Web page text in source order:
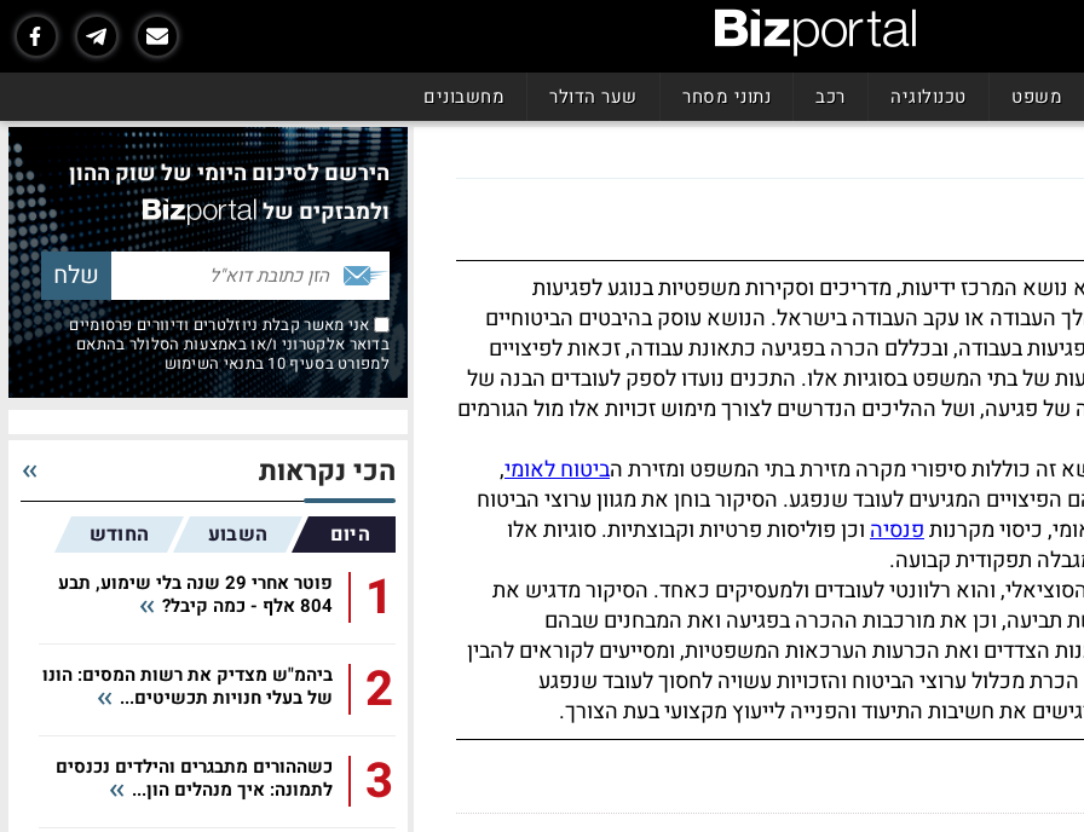
משפט טכנולוגיה רכב נתוני מסחר שער הדולר מחשבונים
נושא המרכז ידיעות, מדריכים וסקירות משפטיות בנוגע לפגיעות
העבודה או עקב העבודה בישראל. הנושא עוסק בהיבטים הביטוחיים
בעבודה, ובכללם הכרה בפגיעה כתאונת עבודה, זכאות לפיצויים
של בתי המשפט בסוגיות אלו. התכנים נועדו לספק לעובדים הבנה של
של פגיעה, ושל ההליכים הנדרשים לצורך מימוש זכויות אלו מול הגורמים
זה כוללות סיפורי מקרה מזירת בתי המשפט ומזירת הביטוח לאומי,
המגיעים לעובד שנפגע. הסיקור בוחן את מגוון ערוצי הביטוח
כיסוי מקרנותפנסיהוכן פוליסות פרטיות וקבוצתיות. סוגיות אלו
תפקודית קבועה.
והוא רלוונטי לעובדים ולמעסיקים כאחד. הסיקור מדגיש את
תביעה, וכן את מורכבות ההכרה בפגיעה ואת המבחנים שבהם
הצדדים ואת הכרעות הערכאות המשפטיות, ומסייעים לקוראים להבין
מכלול ערוצי הביטוח והזכויות עשויה לחסוך לעובד שנפגע
את חשיבות התיעוד והפנייה לייעוץ מקצועי בעת הצורך.
הירשם לסיכום היומי של שוק ההון
ולמבזקים של
אני מאשר קבלת ניוזלטרים ודיוורים פרסומיים
בדואר אלקטרוני ו/או באמצעות הסלולר בהתאם
למפורט בסעיף 10 בתנאי השימוש
הכי נקראות
היום השבוע החודש
1
פוטר אחרי 29 שנה בלי שימוע, תבע
804 אלף - כמה קיבל?
2
ביהמ"ש מצדיק את רשות המסים: הונו
של בעלי חנויות תכשיטים...
3
כשההורים מתבגרים והילדים נכנסים
לתמונה: איך מנהלים הון...